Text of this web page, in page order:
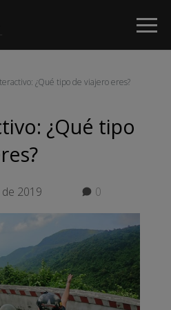
¿Qué tipo de viajero eres?
¿Qué tipo
2019 0